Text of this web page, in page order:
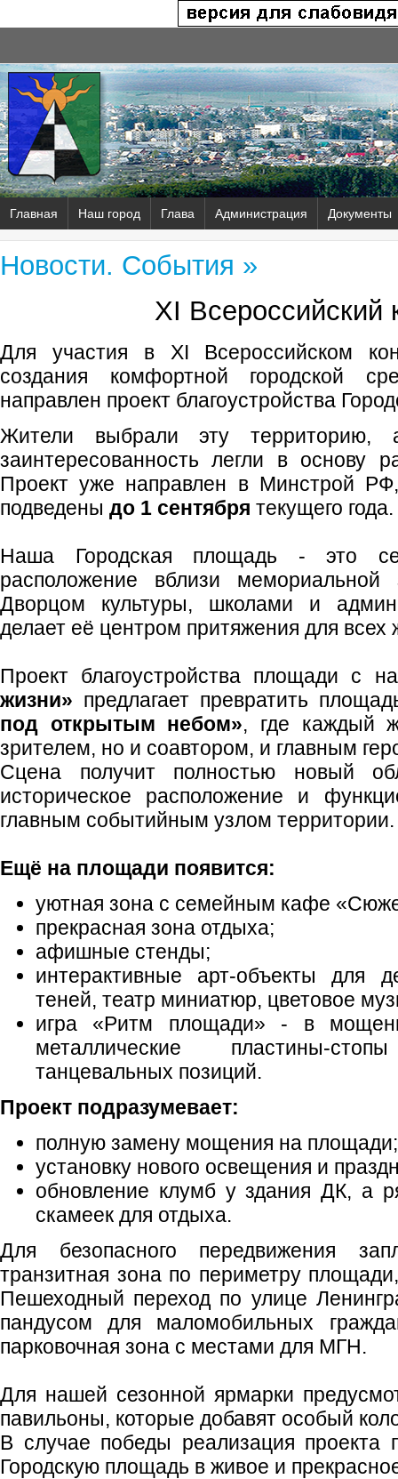
Главная Наш город Глава Администрация Документы
Новости. События »
XI Всероссийский
Для участия в XI Всероссийском
создания комфортной городской
направлен проект благоустройства
Жители выбрали эту территорию,
заинтересованность легли в основу
Проект уже направлен в Минстрой
подведены до 1 сентября текущего года.
Наша Городская площадь - это
расположение вблизи
Дворцом культуры, школами и
делает её центром притяжения для всех
Проект благоустройства площади с
жизни» предлагает превратить
под открытым небом», где каждый
зрителем, но и соавтором, и главным
Сцена получит полностью новый
историческое расположение и
главным событийным узлом территории.
Ещё на площади появится:
уютная зона с семейным кафе
прекрасная зона отдыха;
афишные стенды;
интерактивные арт‑объекты для
теней, театр миниатюр, цветовое
игра «Ритм площади» - в
металлические
танцевальных позиций.
Проект подразумевает:
полную замену мощения на площади;
установку нового освещения и
обновление клумб у здания ДК, а
скамеек для отдыха.
Для безопасного передвижения
транзитная зона по периметру
Пешеходный переход по улице
пандусом для маломобильных
парковочная зона с местами для МГН.
Для нашей сезонной ярмарки
павильоны, которые добавят особый
В случае победы реализация проекта
Городскую площадь в живое и